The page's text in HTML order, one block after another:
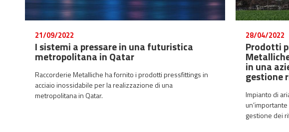
21/09/2022
I sistemi a pressare in una futuristica
metropolitana in Qatar
Raccorderie Metalliche ha fornito i prodotti pressfittings in
acciaio inossidabile per la realizzazione di una
metropolitana in Qatar.
28/04/2022
Prodotti
in una
gestione
Impianto di
gestione dei